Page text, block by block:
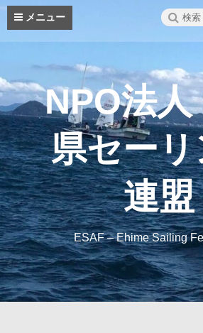
コ
へ
ス
キ
ッ
プ
メニュー
検
索:
NPO法人
県セー
連盟
ESAF – Ehime Sailing